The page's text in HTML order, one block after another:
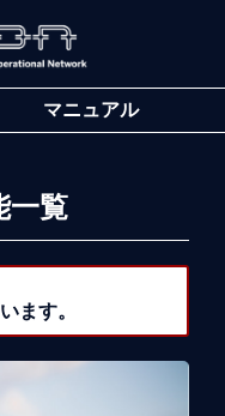
マニュアル
一覧
ます。